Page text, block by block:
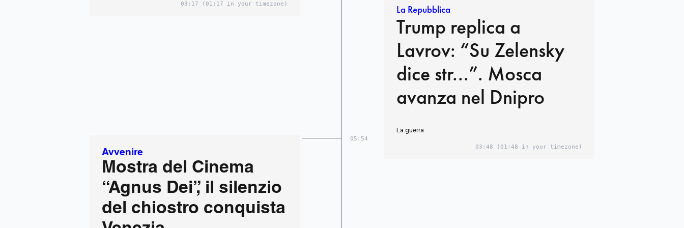
03:17 (01:17 in your timezone) La Repubblica
Trump replica a
Lavrov: “Su Zelensky
dice str...”. Mosca
avanza nel Dnipro
La guerra
03:48 (01:48 in your timezone)
05:54
Avvenire
Mostra del Cinema
“Agnus Dei”, il silenzio
del chiostro conquista